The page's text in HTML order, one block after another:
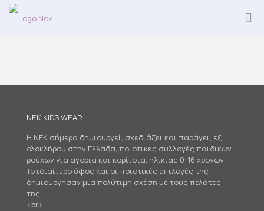
NEK KIDS WEAR
Η NEK σήμερα δημιουργεί, σχεδιάζει και παράγει, εξ
ολοκλήρου στην Ελλάδα, ποιοτικές συλλογές παιδικών
ρούχων για αγόρια και κορίτσια, ηλικίας 0-16 χρονών.
Το ιδιαίτερο ύφος και οι ποιοτικές επιλογές της
δημιούργησαν μια πολύτιμη σχέση με τους πελάτες
της.
<br>